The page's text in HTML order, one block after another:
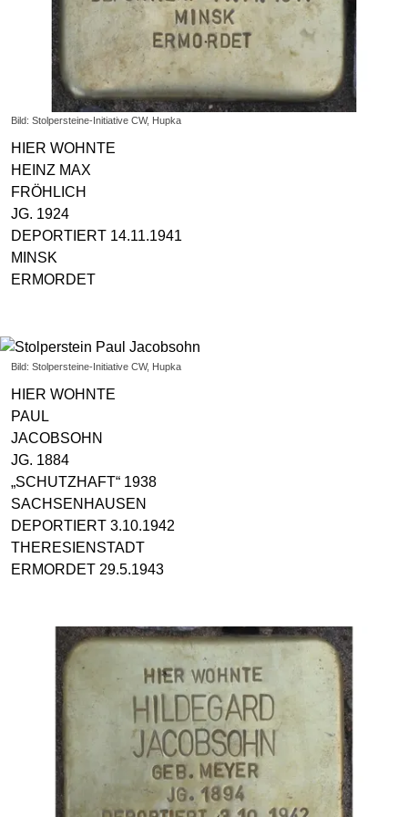
Bild: Stolpersteine-Initiative CW, Hupka
HIER WOHNTE
HEINZ MAX
FRÖHLICH
JG. 1924
DEPORTIERT 14.11.1941
MINSK
ERMORDET
Bild: Stolpersteine-Initiative CW, Hupka
HIER WOHNTE
PAUL
JACOBSOHN
JG. 1884
„SCHUTZHAFT“ 1938
SACHSENHAUSEN
DEPORTIERT 3.10.1942
THERESIENSTADT
ERMORDET 29.5.1943